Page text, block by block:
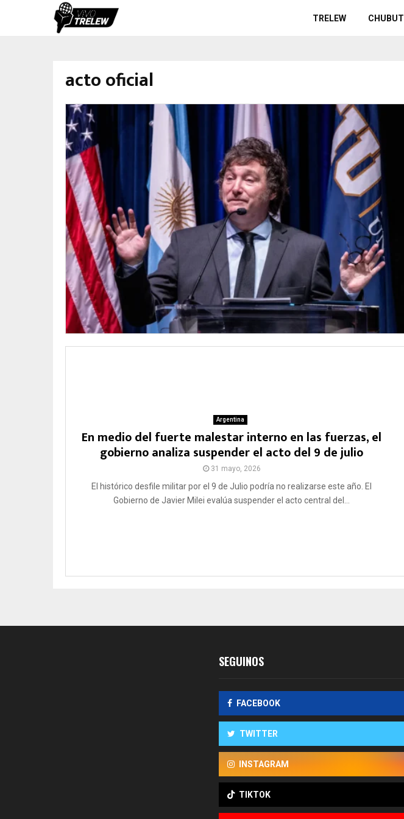
TRELEW CHUBUT
acto oficial
Argentina
En medio del fuerte malestar interno en las fuerzas, el
gobierno analiza suspender el acto del 9 de julio
31 mayo, 2026
El histórico desfile militar por el 9 de Julio podría no realizarse este año. El
Gobierno de Javier Milei evalúa suspender el acto central del...
SEGUINOS
FACEBOOK
TWITTER
INSTAGRAM
TIKTOK